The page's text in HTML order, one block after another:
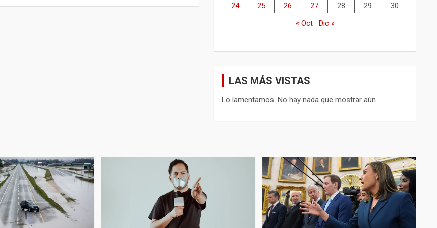
24
25 26 27 28 29
30
« Oct
Dic »
LAS MÁS VISTAS
Lo lamentamos. No hay nada que mostrar aún.